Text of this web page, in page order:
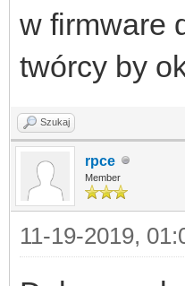
w firmware
twórcy by
Szukaj
rpce
Member
11-19-2019,